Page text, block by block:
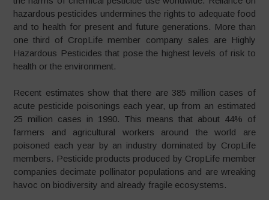
hazardous pesticides undermines the rights to adequate food
and to health for present and future generations. More than
one third of CropLife member company sales are Highly
Hazardous Pesticides that pose the highest levels of risk to
health or the environment.
Recent estimates show that there are 385 million cases of
acute pesticide poisonings each year, up from an estimated
25 million cases in 1990. This means that about 44% of
farmers and agricultural workers around the world are
poisoned each year by an industry dominated by CropLife
members. Pesticide products produced by CropLife member
companies decimate pollinator populations and are wreaking
havoc on biodiversity and already fragile ecosystems.